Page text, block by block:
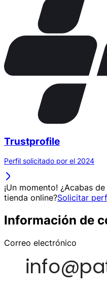
Trustprofile
Perfil solicitado por el 2024
¡Un momento! ¿Acabas
tienda online?Solicitar
Información de
Correo electrónico